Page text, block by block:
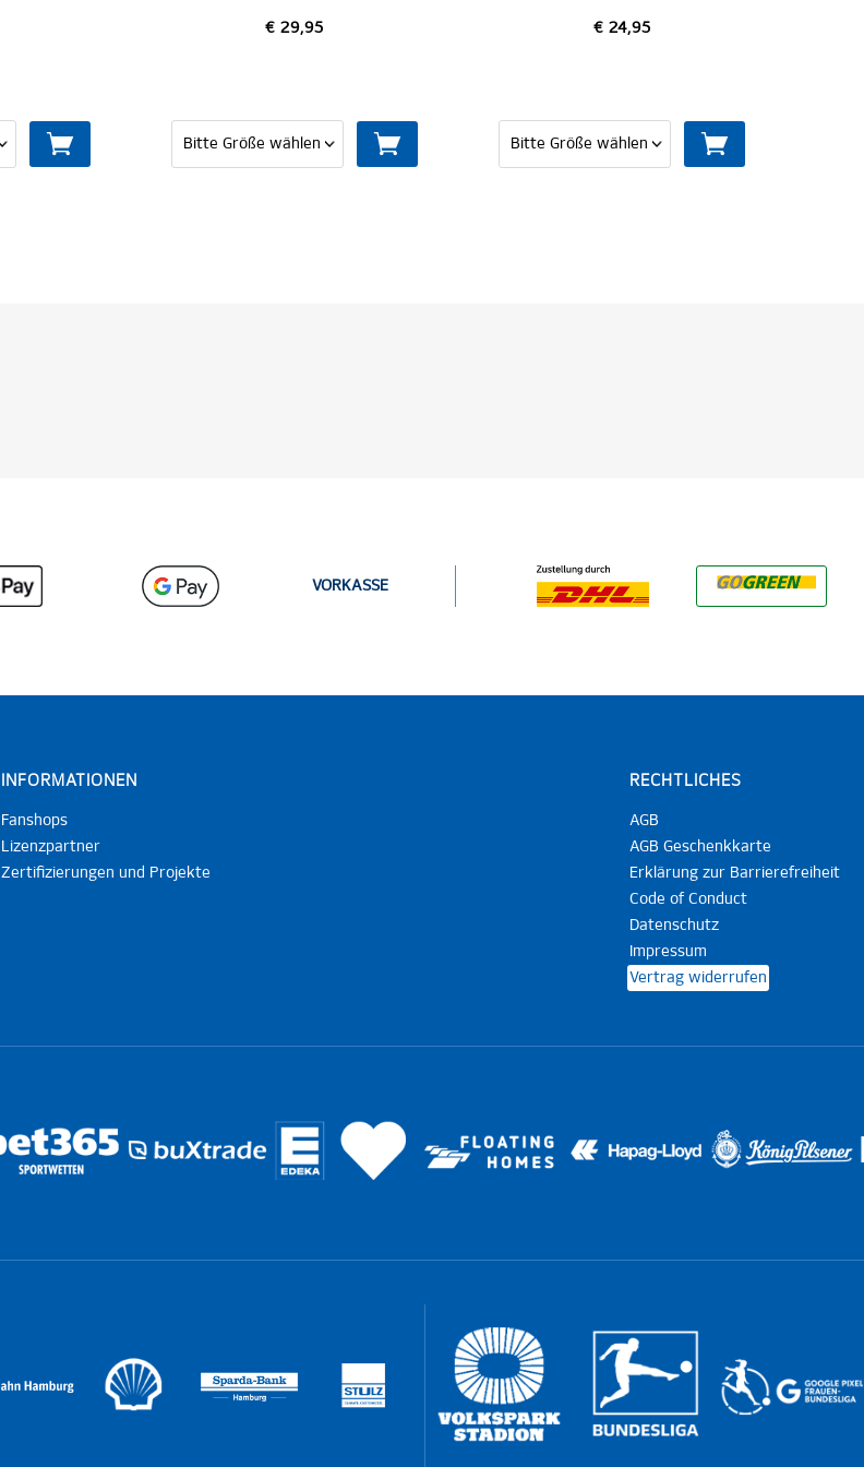
VORKASSE
INFORMATIONEN
Fanshops
Lizenzpartner
Zertifizierungen und Projekte
RECHTLICHES
AGB
AGB Geschenkkarte
Erklärung zur Barrierefreiheit
Code of Conduct
Datenschutz
Impressum
Vertrag widerrufen